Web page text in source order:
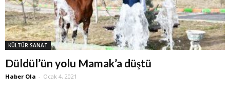
KÜLTÜR SANAT
Düldül’ün yolu Mamak’a düştü
Haber Ola - Ocak 4, 2021